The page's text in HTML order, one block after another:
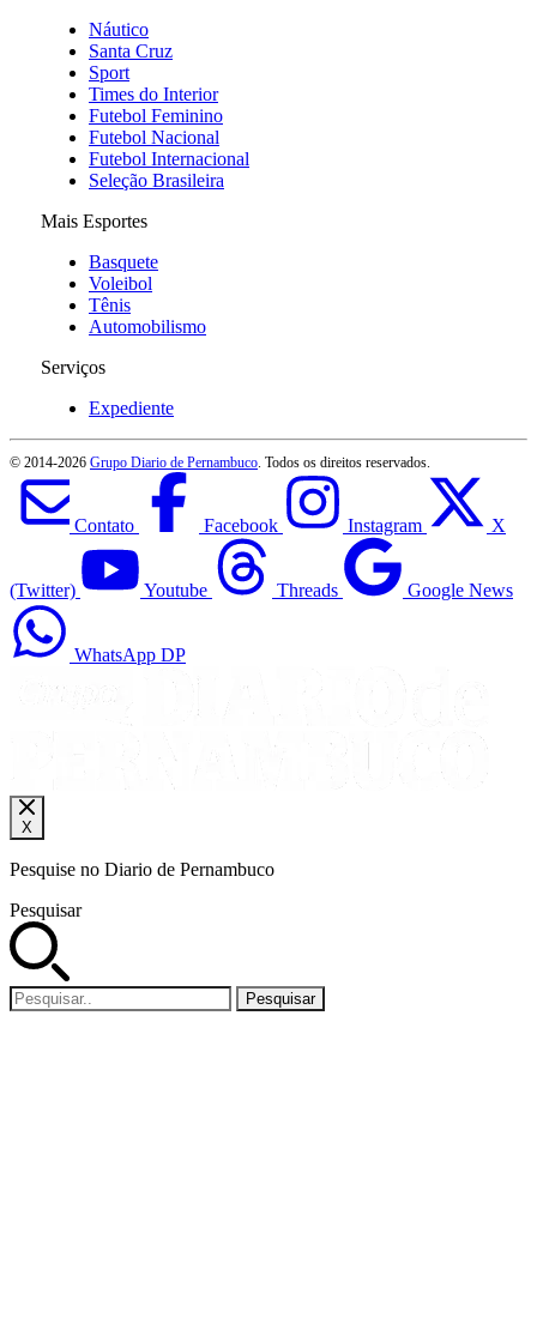
Náutico
Santa Cruz
Sport
Times do Interior
Futebol Feminino
Futebol Nacional
Futebol Internacional
Seleção Brasileira
Mais Esportes
Basquete
Voleibol
Tênis
Automobilismo
Serviços
Expediente
© 2014-2026 Grupo Diario de Pernambuco . Todos os direitos reservados.
Contato Facebook Instagram X
(Twitter) Youtube Threads Google News
WhatsApp DP
X
Pesquise no Diario de Pernambuco
Pesquisar
Pesquisar